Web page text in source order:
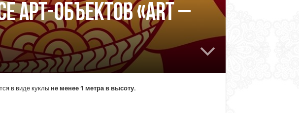
арт-объектов «ART –
в виде куклы не менее 1 метра в высоту.